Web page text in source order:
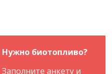
Нужно биотопливо?
Заполните анкету и